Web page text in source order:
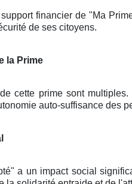
financier de "Ma
de ses citoyens.
la Prime
cette prime sont
auto-suffisance des
a un impact social